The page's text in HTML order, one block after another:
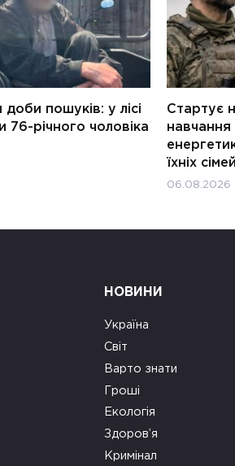
доби пошуків: у лісі
76-річного чоловіка
Стартує
навчання
їхніх сімей
06.08.2026
НОВИНИ
Україна
Світ
Варто знати
Гроші
Екологія
Здоров’я
Кримінал